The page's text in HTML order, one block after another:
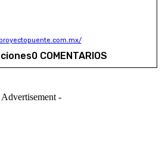
0 COMENTARIOS
Advertisement -